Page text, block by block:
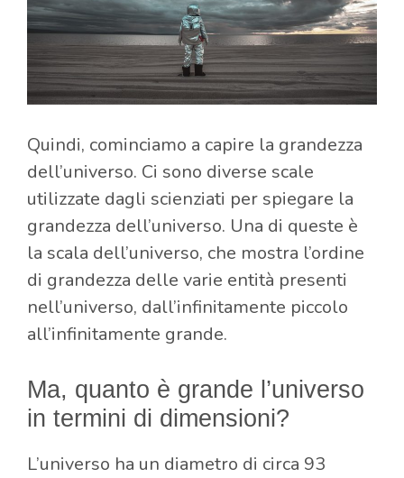
Quindi, cominciamo a capire la grandezza
dell’universo. Ci sono diverse scale
utilizzate dagli scienziati per spiegare la
grandezza dell’universo. Una di queste è
la scala dell’universo, che mostra l’ordine
di grandezza delle varie entità presenti
nell’universo, dall’infinitamente piccolo
all’infinitamente grande.
Ma, quanto è grande l’universo
in termini di dimensioni?
L’universo ha un diametro di circa 93